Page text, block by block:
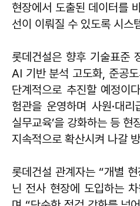
현장에서 도출된 데이터를
선이 이뤄질 수 있도록 시스
롯데건설은 향후 기술표준
AI 기반 분석 고도화, 준공
단계적으로 추진할 예정이
험관을 운영하며 사원·대
실무교육’을 강화하는 등 현
지속적으로 확산시켜 나갈
롯데건설 관계자는 “개별
닌 전사 현장에 도입하는